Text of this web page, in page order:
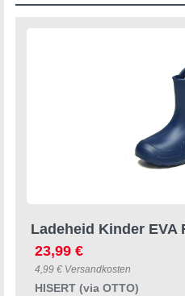
23,99 €
4,99 € Versandkosten
HISERT (via OTTO)